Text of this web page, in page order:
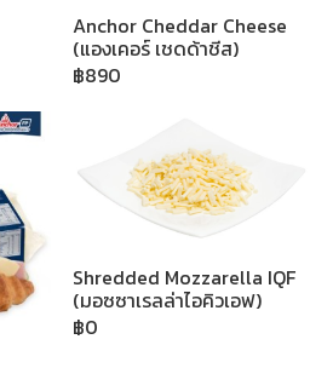
Anchor Cheddar Cheese
(แองเคอร์ เชดด้าชีส)
฿890
Shredded Mozzarella IQF
(มอซซาเรลล่าไอคิวเอฟ)
฿0